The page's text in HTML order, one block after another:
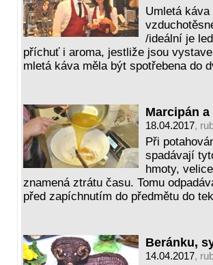
Umletá
/ideální je
příchuť i aroma, jestliže jsou
mletá káva měla být spotřebena do
Marcipán
18.04.2017,
Při
spadávají
hmoty,
znamená ztrátu času. Tomu
před zapíchnutím do předmětu do
Beránku,
14.04.2017,